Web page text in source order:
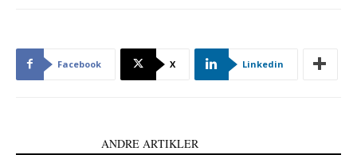
Facebook X Linkedin
ANDRE ARTIKLER